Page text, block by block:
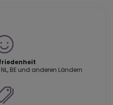
NL, BE und anderen Ländern